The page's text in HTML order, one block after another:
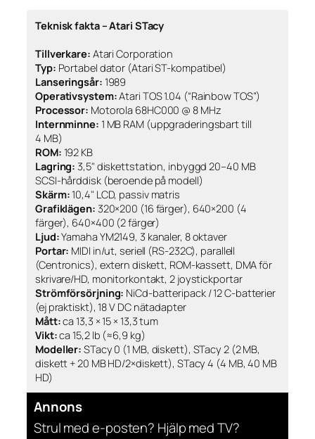
Teknisk fakta – Atari STacy
Tillverkare: Atari Corporation
Typ: Portabel dator (Atari ST-kompatibel)
Lanseringsår: 1989
Operativsystem:Atari TOS 1.04 (“Rainbow TOS”)
Processor: Motorola 68HC000 @ 8 MHz
Internminne: 1 MB RAM (uppgraderingsbart till
4 MB)
ROM: 192 KB
Lagring: 3,5" diskettstation, inbyggd 20–40 MB
SCSI-hårddisk (beroende på modell)
Skärm: 10,4" LCD, passiv matris
Grafiklägen: 320×200 (16 färger), 640×200 (4
färger), 640×400 (2 färger)
Ljud:Yamaha YM2149, 3 kanaler, 8 oktaver
Portar: MIDI in/ut, seriell (RS-232C), parallell
(Centronics), extern diskett, ROM-kassett, DMA för
skrivare/HD, monitorkontakt, 2 joystickportar
Strömförsörjning: NiCd-batteripack / 12 C-batterier
(ej praktiskt), 18 V DC nätadapter
Mått:ca 13,3 × 15 × 13,3 tum
Vikt:ca 15,2 lb (≈6,9 kg)
Modeller: STacy 0 (1 MB, diskett), STacy 2 (2 MB,
diskett + 20 MB HD/2×diskett), STacy 4 (4 MB, 40 MB
HD)
Annons
Strul med e-posten? Hjälp med TV?